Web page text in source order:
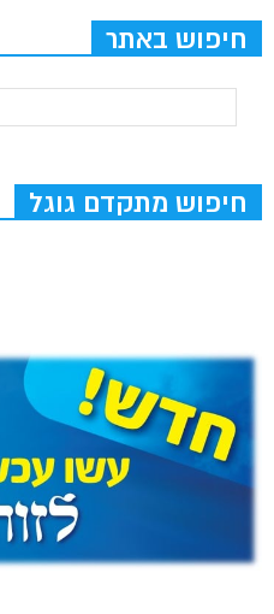
חיפוש באתר
חיפוש מתקדם גוגל